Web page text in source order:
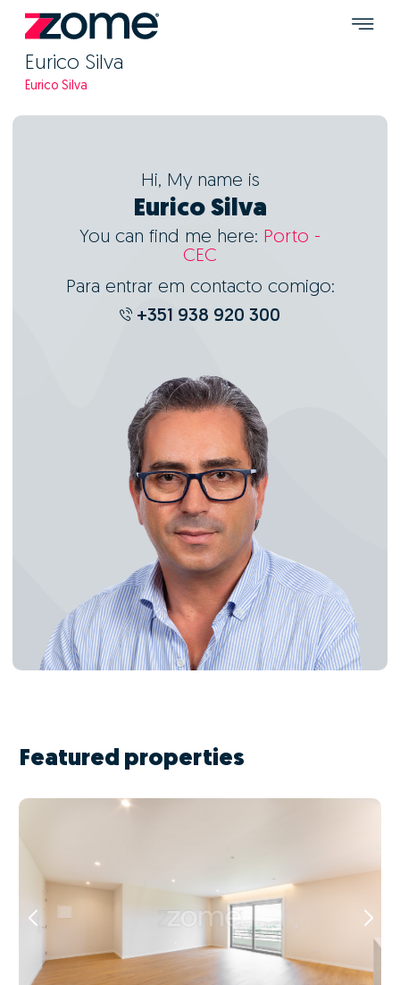
Eurico Silva
Eurico Silva
Hi, My name is
Eurico Silva
You can find me here: Porto -
CEC
Para entrar em contacto comigo:
+351 938 920 300
Featured properties